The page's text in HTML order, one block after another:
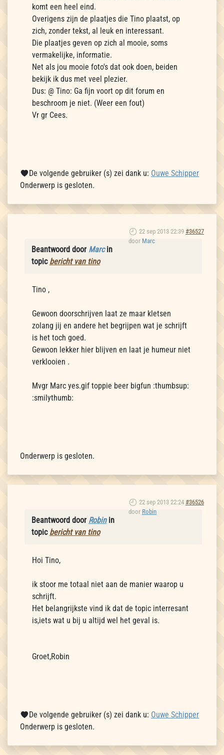
komt een heel eind.
Overigens zijn de plaatjes die Tino plaatst, op
zich, zonder tekst, al leuk en interessant.
Die plaatjes geven op zich al mooie, soms
vermakelijke, informatie.
Net als jou mooie foto's dat ook doen, beiden
bekijk ik dus met veel plezier.
Dus: @ Tino: Ga fijn voort op dit forum en
beschroom je niet. (Weer een fout)
Vr gr Cees.
De volgende gebruiker (s) zei dank u: Ouwe Schipper
Onderwerp is gesloten.
22 sep 2013 22:39 #36527
door Marc
Beantwoord door Marcin
topic bericht van tino
Tino ,
Gewoon doorschrijven laat ze maar kletsen
zolang jij en andere het begrijpen wat je schrijft
is het toch goed.
Gewoon lekker hier blijven en laat je humeur niet
verklooien .
Mvgr Marc yes.gif toppie beer bigfun :thumbsup:
:smilythumb:
Onderwerp is gesloten.
22 sep 2013 22:24 #36526
door Robin
Beantwoord door Robinin
topic bericht van tino
Hoi Tino,
ik stoor me totaal niet aan de manier waarop u
schrijft.
Het belangrijkste vind ik dat de topic interresant
is,iets wat u bij u altijd wel het geval is.
Groet,Robin
De volgende gebruiker (s) zei dank u: Ouwe Schipper
Onderwerp is gesloten.